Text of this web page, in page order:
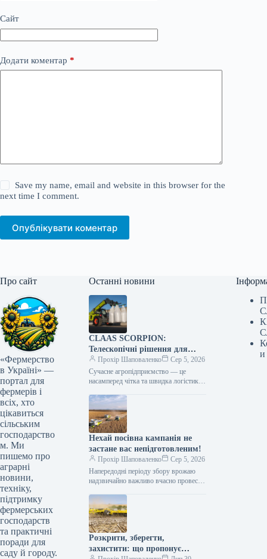
Сайт
Додати коментар *
Save my name, email and website in this browser for the
next time I comment.
Опублікувати коментар
Про сайт
«Фермерство
в Україні» —
портал для
фермерів і
всіх, хто
цікавиться
сільським
господарство
м. Ми
пишемо про
аграрні
новини,
техніку,
підтримку
фермерських
господарств
та практичні
поради для
саду й городу.
Останні новини
CLAAS SCORPION:
Телескопічні рішення для
ефективного агрологістичного
менеджменту
Прохір Шаповаленко
Сер 5, 2026
Сучасне агропідприємство — це
насамперед чітка та швидка логістика.
тисяч тонн зерна, робота з
біогазовими…
Нехай посівна кампанія не
застане вас непідготовленим!
Прохір Шаповаленко
Сер 5, 2026
Напередодні періоду збору врожаю
надзвичайно важливо вчасно провести
виконати всі процедури планового
технічного
обслуговування.Оптимальним
вибором є…
Розкрити, зберегти,
захистити: що пропонує
и